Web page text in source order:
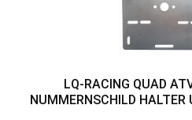
LQ-RACING QUAD
NUMMERNSCHILD HALTER